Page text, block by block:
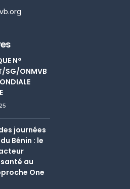
N°
SG/ONMVB
journées
Bénin : le
au
One